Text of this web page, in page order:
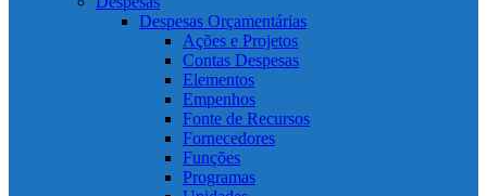
Despesas Orçamentárias
Ações e Projetos
Contas Despesas
Elementos
Empenhos
Fonte de Recursos
Fornecedores
Funções
Programas